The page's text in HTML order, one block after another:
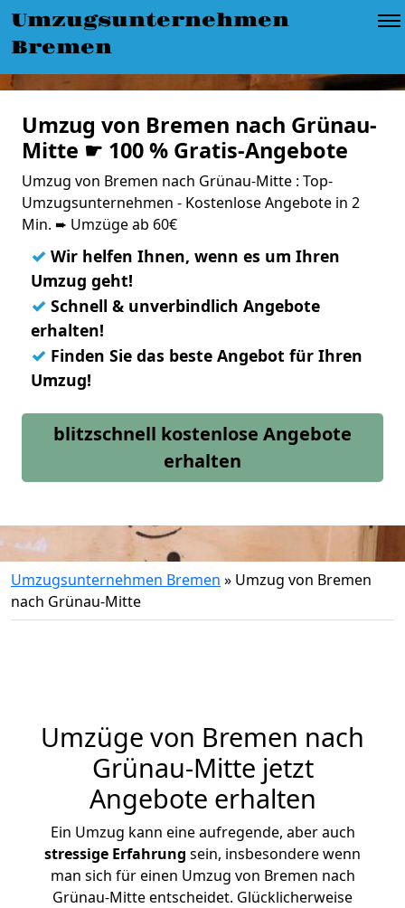
Umzugsunternehmen
Bremen
Umzug von Bremen nach Grünau-
Mitte ☛ 100 % Gratis-Angebote
Umzug von Bremen nach Grünau-Mitte : Top-
Umzugsunternehmen - Kostenlose Angebote in 2
Min. ➨ Umzüge ab 60€
✓ Wir helfen Ihnen, wenn es um Ihren
Umzug geht!
✓ Schnell & unverbindlich Angebote
erhalten!
✓ Finden Sie das beste Angebot für Ihren
Umzug!
blitzschnell kostenlose Angebote
erhalten
Umzugsunternehmen Bremen » Umzug von Bremen
nach Grünau-Mitte
Umzüge von Bremen nach
Grünau-Mitte jetzt
Angebote erhalten
Ein Umzug kann eine aufregende, aber auch
stressige Erfahrung sein, insbesondere wenn
man sich für einen Umzug von Bremen nach
Grünau-Mitte entscheidet. Glücklicherweise